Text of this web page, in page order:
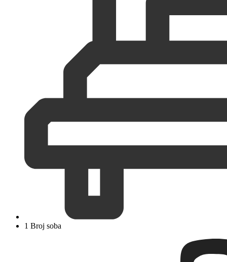
1 Broj soba